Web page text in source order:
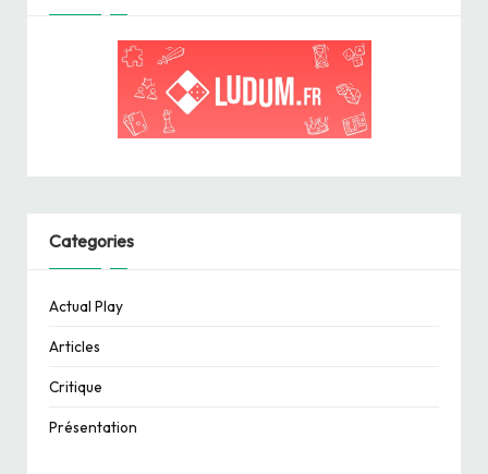
Categories
Actual Play
Articles
Critique
Présentation